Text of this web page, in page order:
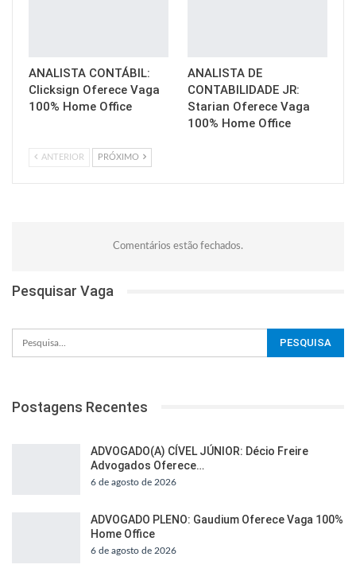
ANALISTA CONTÁBIL:
Clicksign Oferece Vaga
100% Home Office
ANALISTA DE
CONTABILIDADE JR:
Starian Oferece Vaga
100% Home Office
ANTERIOR PRÓXIMO
Comentários estão fechados.
Pesquisar Vaga
Postagens Recentes
ADVOGADO(A) CÍVEL JÚNIOR: Décio Freire
Advogados Oferece…
6 de agosto de 2026
ADVOGADO PLENO: Gaudium Oferece Vaga 100%
Home Office
6 de agosto de 2026